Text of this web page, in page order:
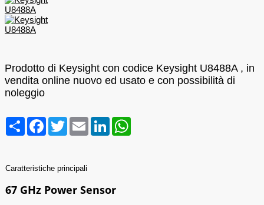
Prodotto di Keysight con codice Keysight U8488A , in
vendita online nuovo ed usato e con possibilità di
noleggio
CondividiFacebook
TwitterEmail LinkedIn
Caratteristiche principali
67 GHz Power Sensor